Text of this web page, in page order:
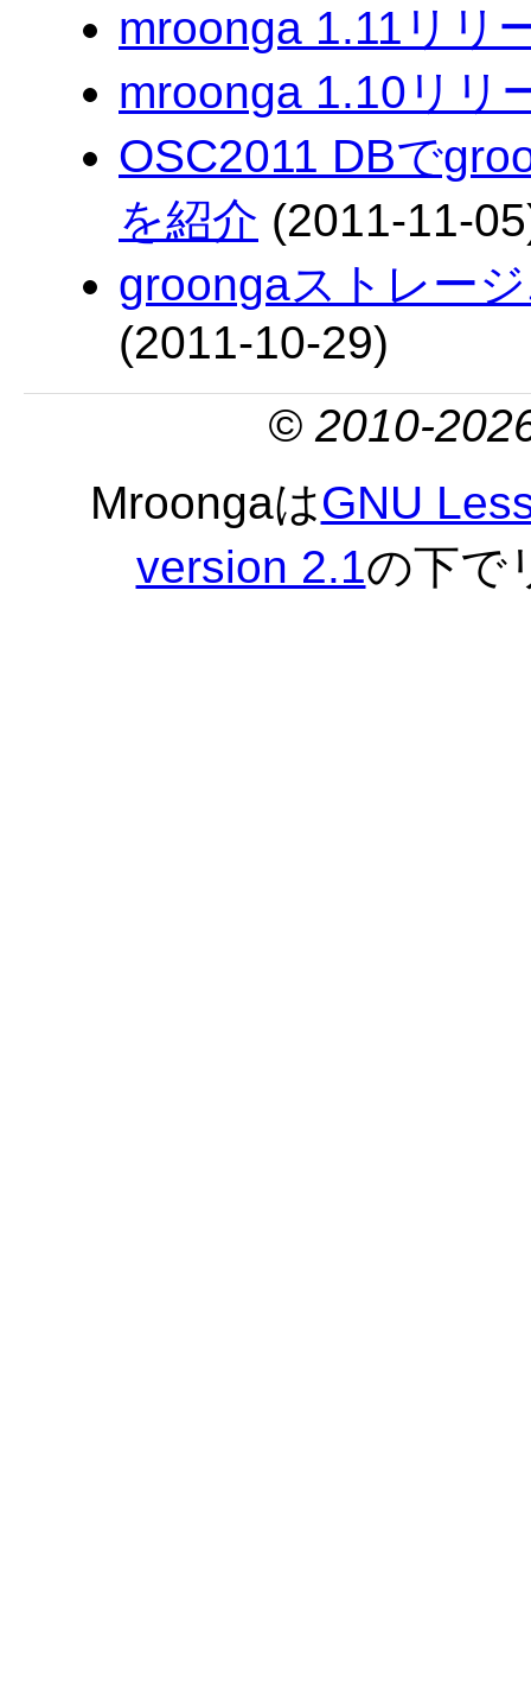
mroonga 1.11リリ
mroonga 1.10リリ
OSC2011 DBで
を紹介 (2011-11-
groongaストレー
(2011-10-29)
© 2010-
MroongaはGNU
version 2.1の下で